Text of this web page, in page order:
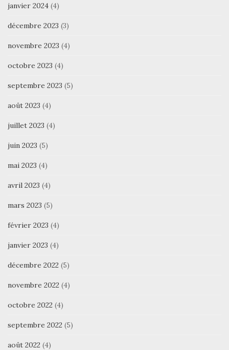
janvier 2024 (4)
décembre 2023 (3)
novembre 2023 (4)
octobre 2023 (4)
septembre 2023 (5)
août 2023 (4)
juillet 2023 (4)
juin 2023 (5)
mai 2023 (4)
avril 2023 (4)
mars 2023 (5)
février 2023 (4)
janvier 2023 (4)
décembre 2022 (5)
novembre 2022 (4)
octobre 2022 (4)
septembre 2022 (5)
août 2022 (4)